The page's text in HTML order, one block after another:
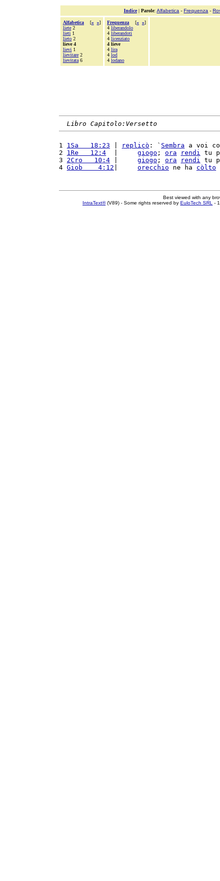
Indice| Parole: Alfabetica - Frequenza -
Alfabetica [« »]
liete 2
lieti 1
lieto 2
lieve 4
lievi 1
lievitare 2
lievitata 6
Frequenza [« »]
4 liberandolo
4 liberandoti
4 licenziato
4 lieve
4 lira
4 lod
4 lodano
Libro Capitolo:Versetto
1 1Sa   18:23 replicò : ` Sembra a voi
2 1Re   12:4 giogo ; ora rendi tu
3 2Cro   10:4 giogo ; ora rendi tu
4 Giob    4:12 orecchio ne ha còlto
Best viewed with any
IntraText®(V89) - Some rights reserved by EuloTech SRL -